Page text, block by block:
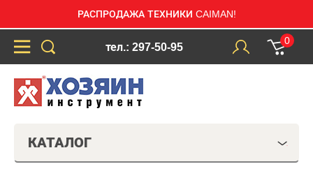
РАСПРОДАЖА ТЕХНИКИ CAIMAN!
тел.: 297-50-95
0
КАТАЛОГ